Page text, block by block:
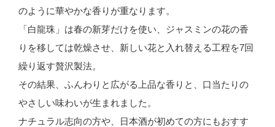
のように華やかな香りが重なります。
「白龍珠」は春の新芽だけを使い、ジャスミンの花の香
りを移しては乾燥させ、新しい花と入れ替える工程を7回
繰り返す贅沢製法。
その結果、ふんわりと広がる上品な香りと、口当たりの
やさしい味わいが生まれました。
ナチュラル志向の方や、日本酒が初めての方にもおすす